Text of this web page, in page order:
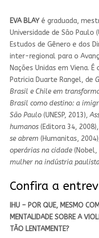
EVA BLAY é graduada,
Universidade de São Paulo
Estudos de Gênero e dos
inter-regional para o
Nações Unidas em Viena.
Patricia Duarte Rangel, de
Brasil e Chile em
Brasil como destino: a
São Paulo (UNESP, 2013),
humanos (Editora 34, 2008),
se abrem (Humanitas,
operárias na cidade (Nobel,
mulher na indústria
Confira a
IHU – POR QUE, MESMO
MENTALIDADE SOBRE A
TÃO LENTAMENTE?